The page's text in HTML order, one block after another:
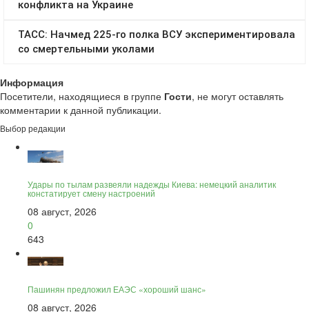
Информация
Посетители, находящиеся в группе Гости, не могут оставлять
комментарии к данной публикации.
Выбор редакции
Удары по тылам развеяли надежды Киева: немецкий аналитик
констатирует смену настроений
08 август, 2026
0
643
Пашинян предложил ЕАЭС «хороший шанс»
08 август, 2026